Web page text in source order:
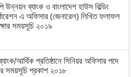
উন্নয়ন ব্যাংক ও বাংলাদেশ হাউস বিল্ডিং
এ অফিসার (জেনারেল) লিখিত ফলাফল
সময়সূচি ২০১৯
আর্থিক প্রতিষ্ঠানে সিনিয়র অফিসার পদে
সময়সূচি প্রকাশ ২০১৮